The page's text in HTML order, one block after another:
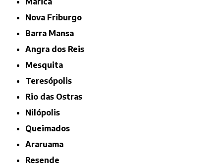
Nova Friburgo
Barra Mansa
Angra dos Reis
Mesquita
Teresópolis
Rio das Ostras
Nilópolis
Queimados
Araruama
Resende